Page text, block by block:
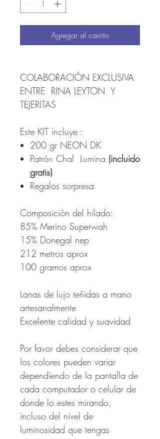
Agregar al carrito
COLABORACIÓN EXCLUSIVA
ENTRE RINA LEYTON Y
TEJERITAS
Este KIT incluye :
200 gr NEON DK
Patrón Chal Lumina (incluido
gratis)
Regalos sorpresa
Composición del hilado:
85% Merino Superwah
15% Donegal nep
212 metros aprox
100 gramos aprox
Lanas de lujo teñidas a mano
artesanalmente
Excelente calidad y suavidad
Por favor debes considerar que
los colores pueden variar
dependiendo de la pantalla de
cada computador o celular de
donde lo estes mirando,
incluso del nivel de
luminosidad que tengas